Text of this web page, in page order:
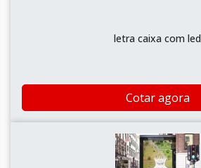
letra caixa com led
Cotar agora